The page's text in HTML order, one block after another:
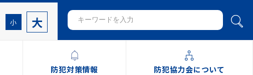
小 大
防犯対策情報 防犯協力会について